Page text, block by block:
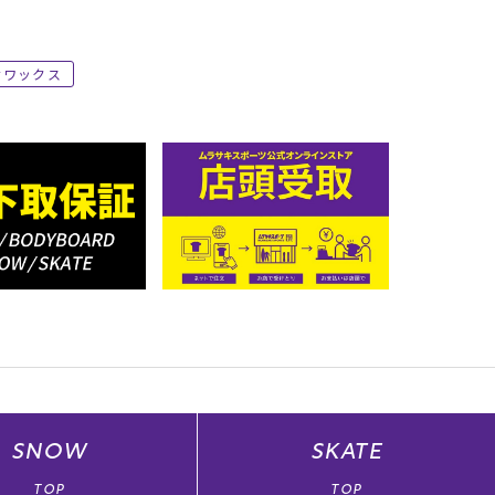
ワックス
SNOW
TOP
SKATE
TOP